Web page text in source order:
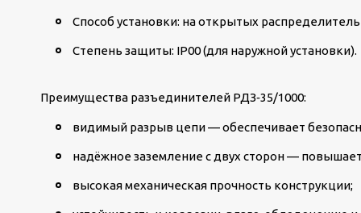
Способ установки: на открытых
Степень защиты: IP00 (для наружной установки).
Преимущества разъединителей РДЗ‑35/1000:
видимый разрыв цепи — обеспечивает
надёжное заземление с двух сторон —
высокая механическая прочность конструкции;